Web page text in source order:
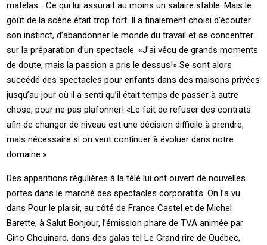
matelas… Ce qui lui assurait au moins un salaire stable. Mais le
goût de la scène était trop fort. Il a finalement choisi d’écouter
son instinct, d’abandonner le monde du travail et se concentrer
sur la préparation d’un spectacle. «J’ai vécu de grands moments
de doute, mais la passion a pris le dessus!» Se sont alors
succédé des spectacles pour enfants dans des maisons privées
jusqu’au jour où il a senti qu’il était temps de passer à autre
chose, pour ne pas plafonner! «Le fait de refuser des contrats
afin de changer de niveau est une décision difficile à prendre,
mais nécessaire si on veut continuer à évoluer dans notre
domaine.»
Des apparitions régulières à la télé lui ont ouvert de nouvelles
portes dans le marché des spectacles corporatifs. On l’a vu
dans Pour le plaisir, au côté de France Castel et de Michel
Barette, à Salut Bonjour, l’émission phare de TVA animée par
Gino Chouinard, dans des galas tel Le Grand rire de Québec,